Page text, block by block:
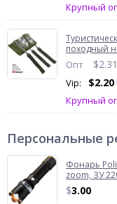
Крупный
походный
Опт $2.31
Vip: $2.20
Крупный
Персональные
Фонарь
zoom, ЗУ
$3.00